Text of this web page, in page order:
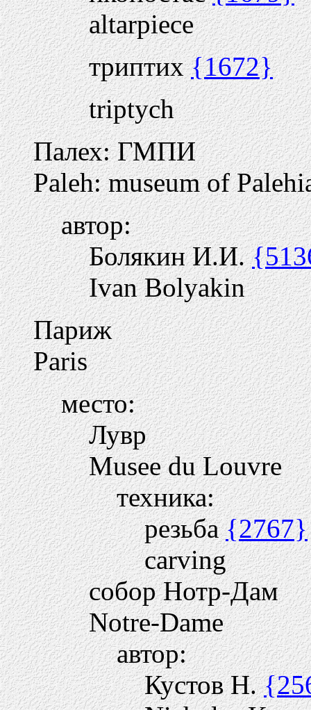
altarpiece
триптих{1672}
triptych
Палех: ГМПИ
Paleh: museum of
автор:
Болякин И.И.
Ivan Bolyakin
Париж
Paris
место:
Лувр
Musee du Louvre
техника:
резьба{2767}
carving
собор Нотр-Дам
Notre-Dame
автор:
Кустов Н.